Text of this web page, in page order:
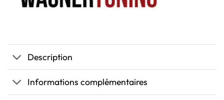
Description
Informations complémentaires